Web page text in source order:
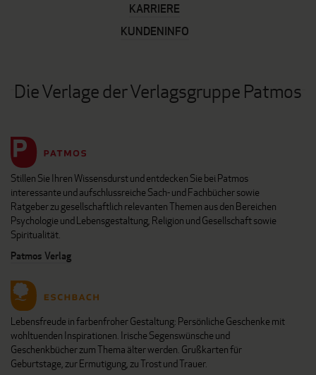
KARRIERE
KUNDENINFO
Die Verlage der Verlagsgruppe Patmos
Stillen Sie Ihren Wissensdurst und entdecken Sie bei Patmos
interessante und aufschlussreiche Sach- und Fachbücher sowie
Ratgeber zu gesellschaftlich relevanten Themen aus den Bereichen
Psychologie und Lebensgestaltung, Religion und Gesellschaft sowie
Spiritualität.
Patmos Verlag
Lebensfreude in farbenfroher Gestaltung: Persönliche Geschenke mit
wohltuenden Inspirationen. Irische Segenswünsche und
Geschenkbücher zum Thema älter werden. Grußkarten für
Geburtstage, zur Ermutigung, zu Trost und Trauer.